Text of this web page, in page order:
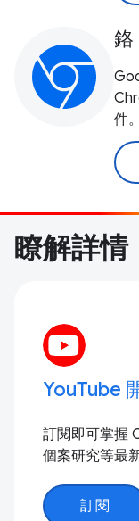
鉻
件。
瞭解詳情
YouTube
訂閱即可掌握
個案研究等最
訂閱